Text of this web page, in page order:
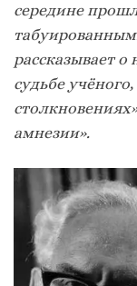
середине
рассказывает
судьбе
амнезии».